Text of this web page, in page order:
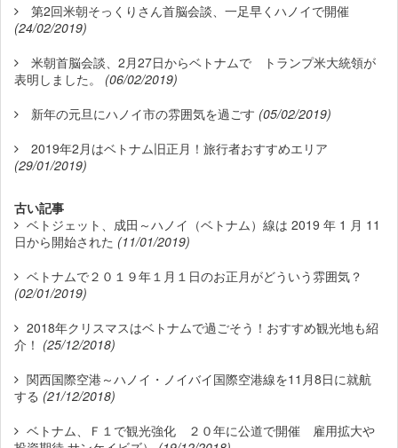
第2回米朝そっくりさん首脳会談、一足早くハノイで開催
(24/02/2019)
米朝首脳会談、2月27日からベトナムで トランプ米大統領が
表明しました。
(06/02/2019)
新年の元旦にハノイ市の雰囲気を過ごす (05/02/2019)
2019年2月はベトナム旧正月！旅行者おすすめエリア
(29/01/2019)
古い記事
ベトジェット、成田～ハノイ（ベトナム）線は 2019 年 1 月 11
日から開始された (11/01/2019)
ベトナムで２０１９年１月１日のお正月がどういう雰囲気？
(02/01/2019)
2018年クリスマスはベトナムで過ごそう！おすすめ観光地も紹
介！ (25/12/2018)
関西国際空港～ハノイ・ノイバイ国際空港線を11月8日に就航
する (21/12/2018)
ベトナム、Ｆ１で観光強化 ２０年に公道で開催 雇用拡大や